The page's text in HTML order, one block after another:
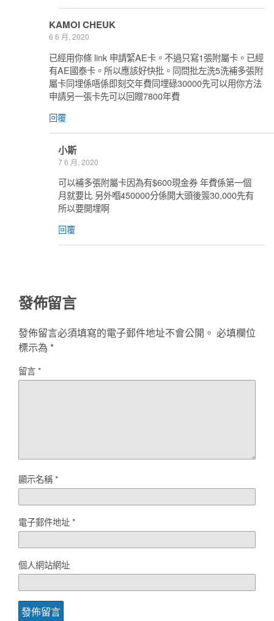
KAMOI CHEUK
6 6 月, 2020
已經用你條 link 申請緊AE卡。不過只寫1張附屬卡。已經
有AE國泰卡。所以應該好快批。同問批左洗5洗補多張附
屬卡同埋係唔係即刻交年費同埋碌30000先可以用你方法
申請另一張卡先可以回贈7800年費
回覆
小斯
7 6 月, 2020
可以補多張附屬卡因為有$600現金券 年費係第一個
月就要比 另外嗰450000分係開大頭後簽30,000先有
所以要開埋啊
回覆
發佈留言
發佈留言必須填寫的電子郵件地址不會公開。 必填欄位
標示為 *
留言*
顯示名稱*
電子郵件地址*
個人網站網址